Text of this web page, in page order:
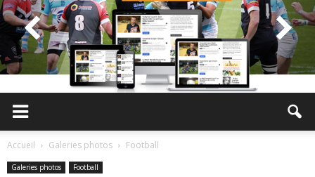
Sport
Accueil Galeries photos Football
Galeries photos Football